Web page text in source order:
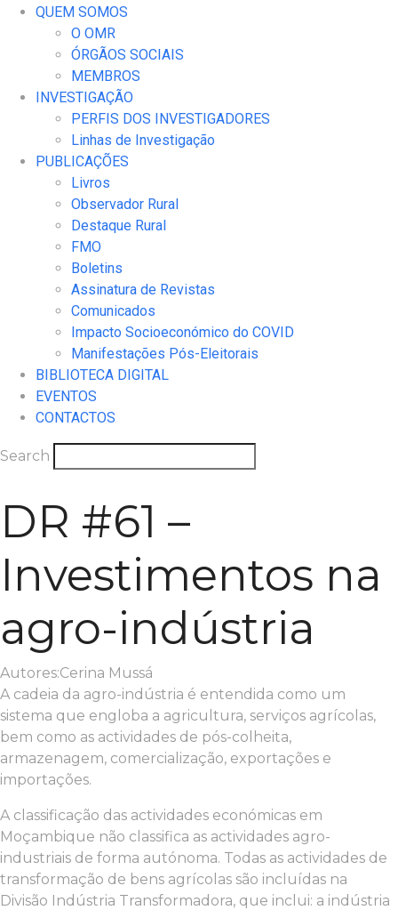
QUEM SOMOS
O OMR
ÓRGÃOS SOCIAIS
MEMBROS
INVESTIGAÇÃO
PERFIS DOS INVESTIGADORES
Linhas de Investigação
PUBLICAÇÕES
Livros
Observador Rural
Destaque Rural
FMO
Boletins
Assinatura de Revistas
Comunicados
Impacto Socioeconómico do COVID
Manifestações Pós-Eleitorais
BIBLIOTECA DIGITAL
EVENTOS
CONTACTOS
Search
DR #61 –
Investimentos na
agro-indústria
Autores:Cerina Mussá
A cadeia da agro-indústria é entendida como um
sistema que engloba a agricultura, serviços agrícolas,
bem como as actividades de pós-colheita,
armazenagem, comercialização, exportações e
importações.
A classificação das actividades económicas em
Moçambique não classifica as actividades agro-
industriais de forma autónoma. Todas as actividades de
transformação de bens agrícolas são incluídas na
Divisão Indústria Transformadora, que inclui: a indústria